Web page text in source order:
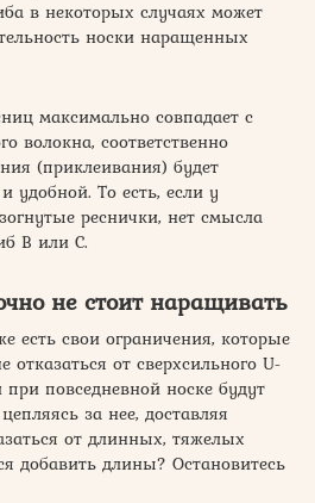
в некоторых случаях может
носки наращенных
максимально совпадает с
волокна, соответственно
(приклеивания) будет
удобной. То есть, если у
реснички, нет смысла
B или C.
не стоит наращивать
есть свои ограничения, которые
от сверхсильного U-
повседневной носке будут
за нее, доставляя
от длинных, тяжелых
добавить длины? Остановитесь